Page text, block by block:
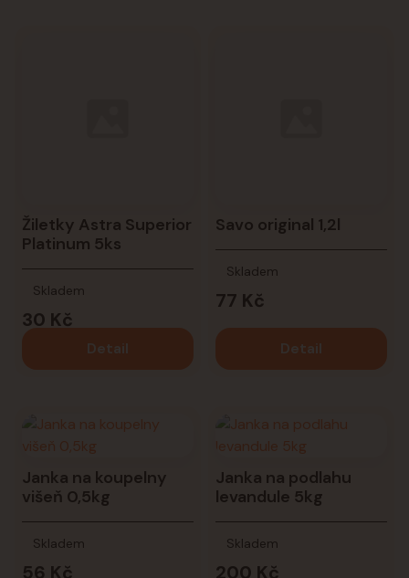
Žiletky Astra Superior
Platinum 5ks
30 Kč
Skladem
Detail
Savo original 1,2l
77 Kč
Skladem
Detail
Janka na koupelny
višeň 0,5kg
56 Kč
Skladem
Janka na podlahu
levandule 5kg
200 Kč
Skladem